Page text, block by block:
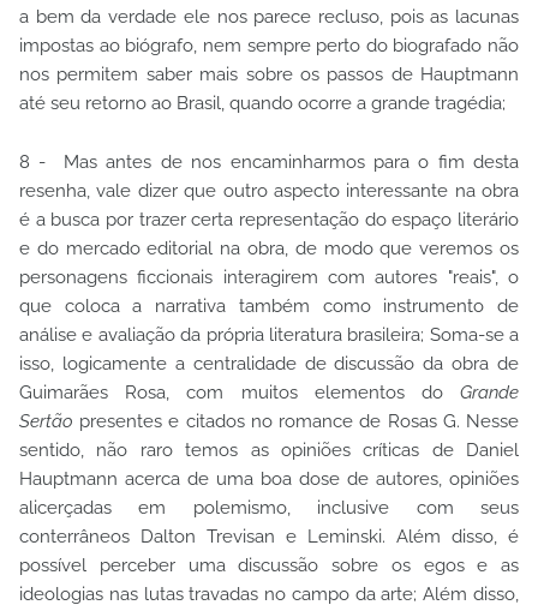
a bem da verdade ele nos parece recluso, pois as lacunas
impostas ao biógrafo, nem sempre perto do biografado não
nos permitem saber mais sobre os passos de Hauptmann
até seu retorno ao Brasil, quando ocorre a grande tragédia;
8 - Mas antes de nos encaminharmos para o fim desta
resenha, vale dizer que outro aspecto interessante na obra
é a busca por trazer certa representação do espaço literário
e do mercado editorial na obra, de modo que veremos os
personagens ficcionais interagirem com autores "reais", o
que coloca a narrativa também como instrumento de
análise e avaliação da própria literatura brasileira; Soma-se a
isso, logicamente a centralidade de discussão da obra de
Guimarães Rosa, com muitos elementos do Grande
Sertão presentes e citados no romance de Rosas G. Nesse
sentido, não raro temos as opiniões críticas de Daniel
Hauptmann acerca de uma boa dose de autores, opiniões
alicerçadas em polemismo, inclusive com seus
conterrâneos Dalton Trevisan e Leminski. Além disso, é
possível perceber uma discussão sobre os egos e as
ideologias nas lutas travadas no campo da arte; Além disso,